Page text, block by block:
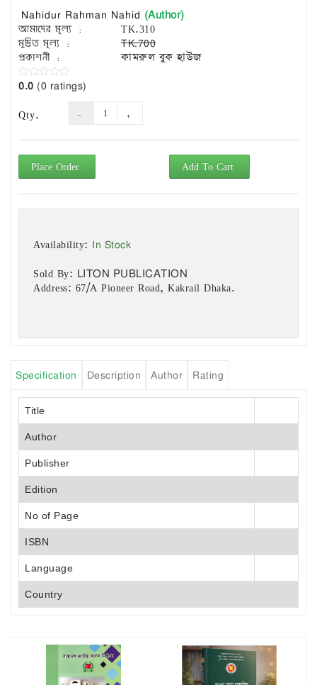
Civil
Engineering
Nahidur Rahman Nahid (Author)
আমাদের মূল্য : TK.310
মুদ্রিত মূল্য :
TK.700
প্রকাশনী :
কামরুল বুক হাউজ
0.0 (0 ratings)
Qty.
Place Order Add To Cart
Availability: In Stock
Sold By: LITON PUBLICATION
Address: 67/A Pioneer Road, Kakrail Dhaka.
Specification Description Author Rating
Title
Author
Publisher
Edition
No of Page
ISBN
Language
Country